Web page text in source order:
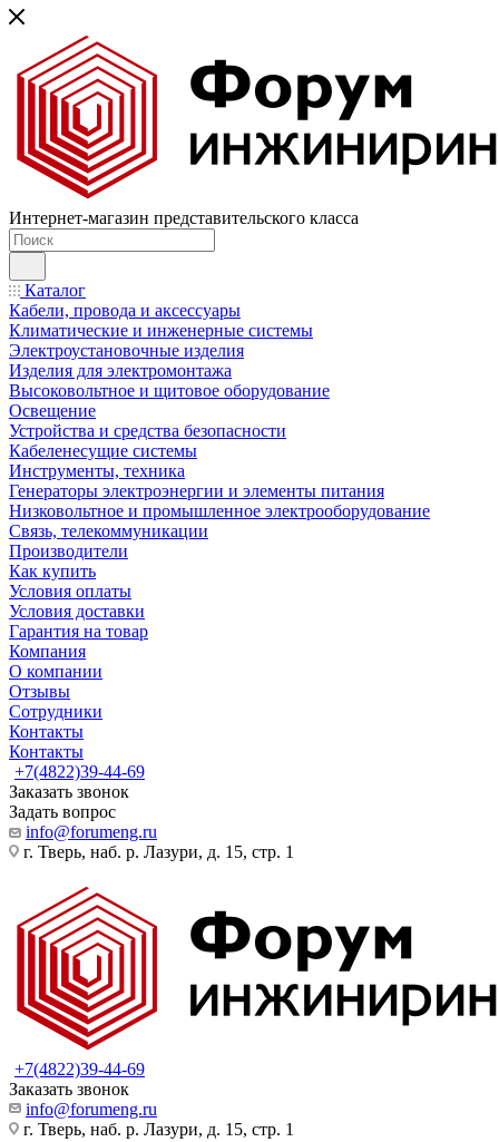
Интернет-магазин представительского класса
Каталог
Кабели, провода и аксессуары
Климатические и инженерные системы
Электроустановочные изделия
Изделия для электромонтажа
Высоковольтное и щитовое оборудование
Освещение
Устройства и средства безопасности
Кабеленесущие системы
Инструменты, техника
Генераторы электроэнергии и элементы питания
Низковольтное и промышленное электрооборудование
Связь, телекоммуникации
Производители
Как купить
Условия оплаты
Условия доставки
Гарантия на товар
Компания
О компании
Отзывы
Сотрудники
Контакты
Контакты
+7(4822)39-44-69
Заказать звонок
Задать вопрос
info@forumeng.ru
г. Тверь, наб. р. Лазури, д. 15, стр. 1
+7(4822)39-44-69
Заказать звонок
info@forumeng.ru
г. Тверь, наб. р. Лазури, д. 15, стр. 1